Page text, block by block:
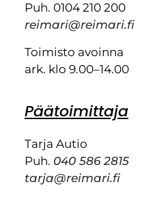
Puh. 0104 210 200
reimari@reimari.fi
Toimisto avoinna
ark. klo 9.00–14.00
Päätoimittaja
Tarja Autio
Puh. 040 586 2815
tarja@reimari.fi